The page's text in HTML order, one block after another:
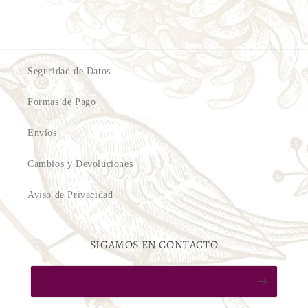
Seguridad de Datos
Formas de Pago
Envíos
Cambios y Devoluciones
Aviso de Privacidad
SIGAMOS EN CONTACTO